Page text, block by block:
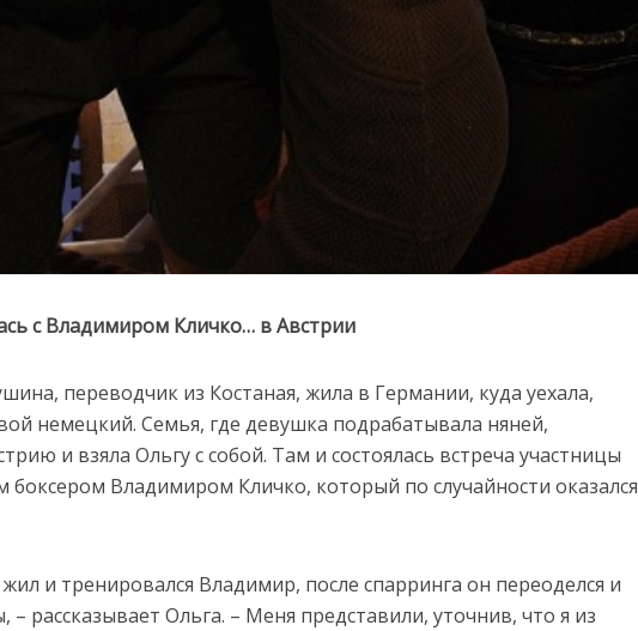
с Владимиром Кличко… в Австрии
переводчик из Костаная, жила в Германии, куда уехала,
немецкий. Семья, где девушка подрабатывала няней,
и взяла Ольгу с собой. Там и состоялась встреча участницы
Владимиром Кличко, который по случайности оказался
и тренировался Владимир, после спарринга он переоделся и
– рассказывает Ольга. – Меня представили, уточнив, что я из